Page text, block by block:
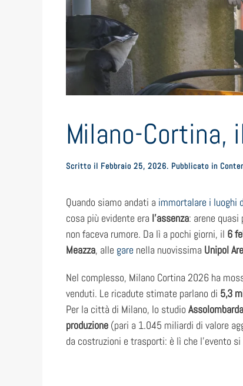
Milano-
Scritto il Febbraio 25, 2026. Pubblicato in
Quando siamo andati a immortalare i luoghi
cosa più evidente era l’assenza: arene
non faceva rumore. Da lì a pochi giorni, il 6
Meazza, alle gare nella nuovissima Unipol
Nel complesso, Milano Cortina 2026 ha
venduti. Le ricadute stimate parlano di 5,3
Per la città di Milano, lo studio
produzione (pari a 1.045 miliardi di valore
da costruzioni e trasporti: è lì che l’evento